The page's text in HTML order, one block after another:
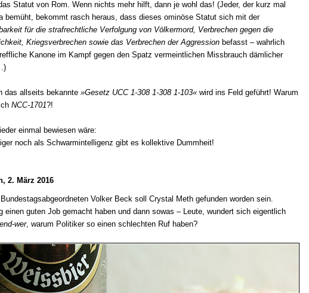
Statut von Rom. Wenn nichts mehr hilft, dann je wohl das! (Jeder, der kurz mal
bemüht, bekommt rasch heraus, dass dieses ominöse Statut sich mit der
für die strafrechtliche Verfolgung von Völkermord, Verbrechen gegen die
Kriegsverbrechen sowie das Verbrechen der Aggression befasst – wahrlich
Kanone im Kampf gegen den Spatz vermeintlichen Missbrauch dämlicher
das allseits bekannte »Gesetz UCC 1-308 1-308 1-103« wird ins Feld geführt! Warum
NCC-1701?!
einmal bewiesen wäre:
noch als Schwarmintelligenz gibt es kollektive Dummheit!
2. März 2016
Volker Beck soll Crystal Meth gefunden worden sein.
einen guten Job gemacht haben und dann sowas – Leute, wundert sich eigentlich
wer, warum Politiker so einen schlechten Ruf haben?